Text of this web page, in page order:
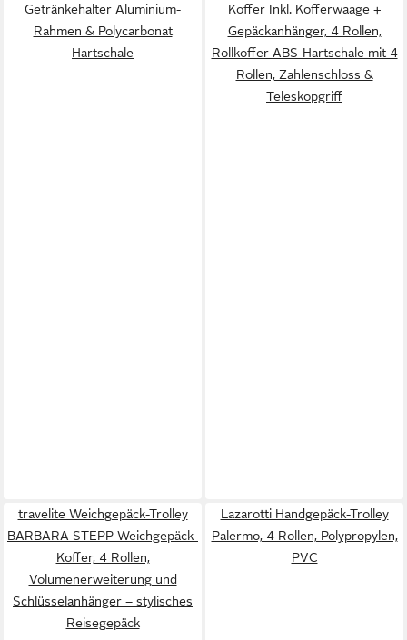
Getränkehalter Aluminium-
Rahmen & Polycarbonat
Hartschale
Koffer Inkl. Kofferwaage +
Gepäckanhänger, 4 Rollen,
Rollkoffer ABS-Hartschale mit 4
Rollen, Zahlenschloss &
Teleskopgriff
travelite Weichgepäck-Trolley
BARBARA STEPP Weichgepäck-
Koffer, 4 Rollen,
Volumenerweiterung und
Schlüsselanhänger – stylisches
Reisegepäck
Lazarotti Handgepäck-Trolley
Palermo, 4 Rollen, Polypropylen,
PVC